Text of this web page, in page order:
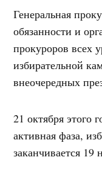
Генеральная
обязанности и
прокуроров всех
избирательной
внеочередных
21 октября этого
активная фаза,
заканчивается 19